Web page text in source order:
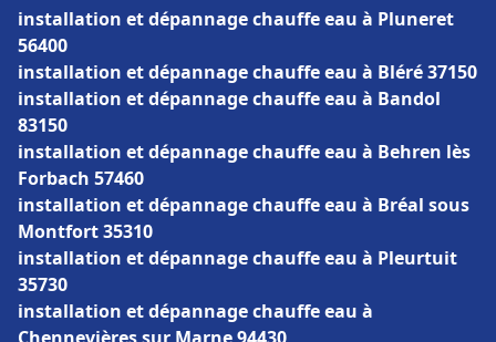
installation et dépannage chauffe eau à Pluneret
56400
installation et dépannage chauffe eau à Bléré 37150
installation et dépannage chauffe eau à Bandol
83150
installation et dépannage chauffe eau à Behren lès
Forbach 57460
installation et dépannage chauffe eau à Bréal sous
Montfort 35310
installation et dépannage chauffe eau à Pleurtuit
35730
installation et dépannage chauffe eau à